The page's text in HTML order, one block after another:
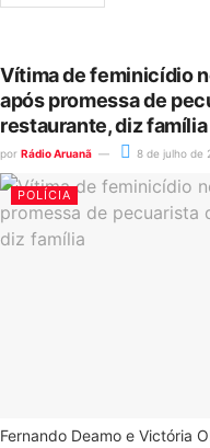
Vítima de feminicídio
após promessa de
restaurante, diz família
por Rádio Aruanã 8 de julho de
POLÍCIA
Fernando Deamo e Victória